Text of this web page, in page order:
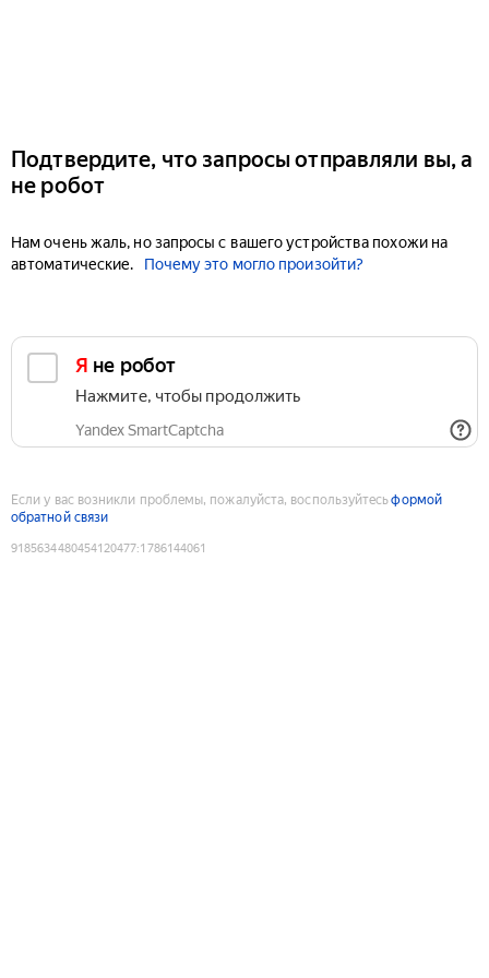
Подтвердите, что запросы отправляли вы, а
не робот
Нам очень жаль, но запросы с вашего устройства похожи на
автоматические.
Почему это могло произойти?
Я не робот
Нажмите, чтобы продолжить
Yandex SmartCaptcha
Если у вас возникли проблемы, пожалуйста, воспользуйтесьформой
обратной связи
9185634480454120477:1786144061